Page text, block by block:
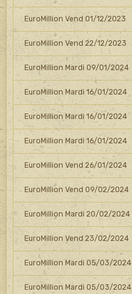
EuroMillion Vend 01/12/2023
EuroMillion Vend 22/12/2023
EuroMillion Mardi 09/01/2024
EuroMillion Mardi 16/01/2024
EuroMillion Mardi 16/01/2024
EuroMillion Mardi 16/01/2024
EuroMillion Vend 26/01/2024
EuroMillion Vend 09/02/2024
EuroMillion Mardi 20/02/2024
EuroMillion Vend 23/02/2024
EuroMillion Mardi 05/03/2024
EuroMillion Mardi 05/03/2024